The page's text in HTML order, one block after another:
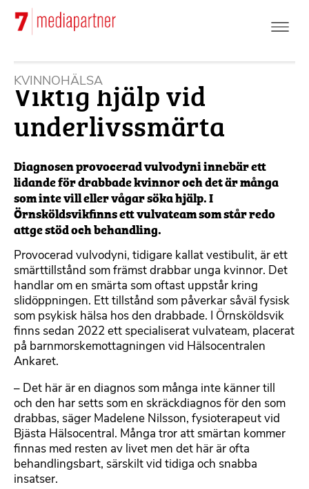
Hoppa
huvudinnehåll
KVINNOHÄLSA
Viktig hjälp vid
underlivssmärta
Diagnosen provocerad vulvodyni innebär ett
lidande för drabbade kvinnor och det är många
som inte vill eller vågar söka hjälp. I
Örnsköldsvikfinns ett vulvateam som står redo
attge stöd och behandling.
Provocerad vulvodyni, tidigare kallat vestibulit, är ett
smärttillstånd som främst drabbar unga kvinnor. Det
handlar om en smärta som oftast uppstår kring
slidöppningen. Ett tillstånd som påverkar såväl fysisk
som psykisk hälsa hos den drabbade. I Örnsköldsvik
finns sedan 2022 ett specialiserat vulvateam, placerat
på barnmorskemottagningen vid Hälsocentralen
Ankaret.
– Det här är en diagnos som många inte känner till
och den har setts som en skräckdiagnos för den som
drabbas, säger Madelene Nilsson, fysioterapeut vid
Bjästa Hälsocentral. Många tror att smärtan kommer
finnas med resten av livet men det här är ofta
behandlingsbart, särskilt vid tidiga och snabba
insatser.